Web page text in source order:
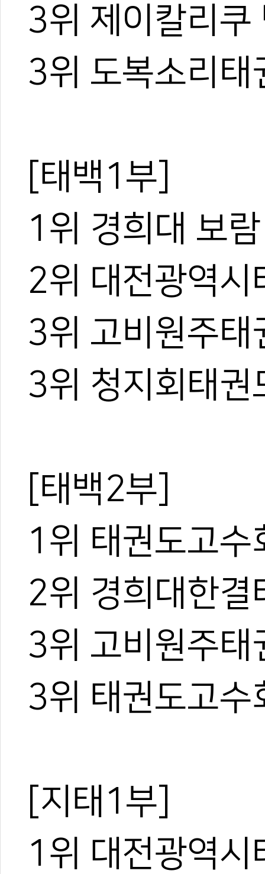
3위 제이칼리쿠
3위 도복소리태
[태백1부]
1위 경희대 보
2위 대전광역시
3위 고비원주태
3위 청지회태권
[태백2부]
1위 태권도고수
2위 경희대한결
3위 고비원주태
3위 태권도고수
[지태1부]
1위 대전광역시